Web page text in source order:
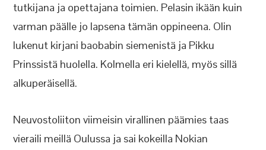
tutkijana ja opettajana toimien. Pelasin ikään kuin
varman päälle jo lapsena tämän oppineena. Olin
lukenut kirjani baobabin siemenistä ja Pikku
Prinssistä huolella. Kolmella eri kielellä, myös sillä
alkuperäisellä.
Neuvostoliiton viimeisin virallinen päämies taas
vieraili meillä Oulussa ja sai kokeilla Nokian